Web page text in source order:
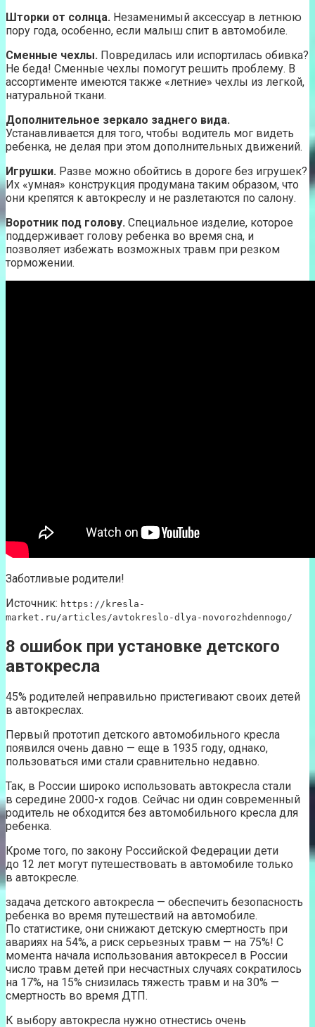
Шторки от солнца. Незаменимый аксессуар в летнюю
пору года, особенно, если малыш спит в автомобиле.
Сменные чехлы. Повредилась или испортилась обивка?
Не беда! Сменные чехлы помогут решить проблему. В
ассортименте имеются также «летние» чехлы из легкой,
натуральной ткани.
Дополнительное зеркало заднего вида.
Устанавливается для того, чтобы водитель мог видеть
ребенка, не делая при этом дополнительных движений.
Игрушки. Разве можно обойтись в дороге без игрушек?
Их «умная» конструкция продумана таким образом, что
они крепятся к автокреслу и не разлетаются по салону.
Воротник под голову. Специальное изделие, которое
поддерживает голову ребенка во время сна, и
позволяет избежать возможных травм при резком
торможении.
Заботливые родители!
Источник: https://kresla-
market.ru/articles/avtokreslo-dlya-novorozhdennogo/
8 ошибок при установке детского
автокресла
45% родителей неправильно пристегивают своих детей
в автокреслах.
Первый прототип детского автомобильного кресла
появился очень давно — еще в 1935 году, однако,
пользоваться ими стали сравнительно недавно.
Так, в России широко использовать автокресла стали
в середине 2000-х годов. Сейчас ни один современный
родитель не обходится без автомобильного кресла для
ребенка.
Кроме того, по закону Российской Федерации дети
до 12 лет могут путешествовать в автомобиле только
в автокресле.
задача детского автокресла — обеспечить безопасность
ребенка во время путешествий на автомобиле.
По статистике, они снижают детскую смертность при
авариях на 54%, а риск серьезных травм — на 75%! С
момента начала использования автокресел в России
число травм детей при несчастных случаях сократилось
на 17%, на 15% снизилась тяжесть травм и на 30% —
смертность во время ДТП.
К выбору автокресла нужно отнестись очень